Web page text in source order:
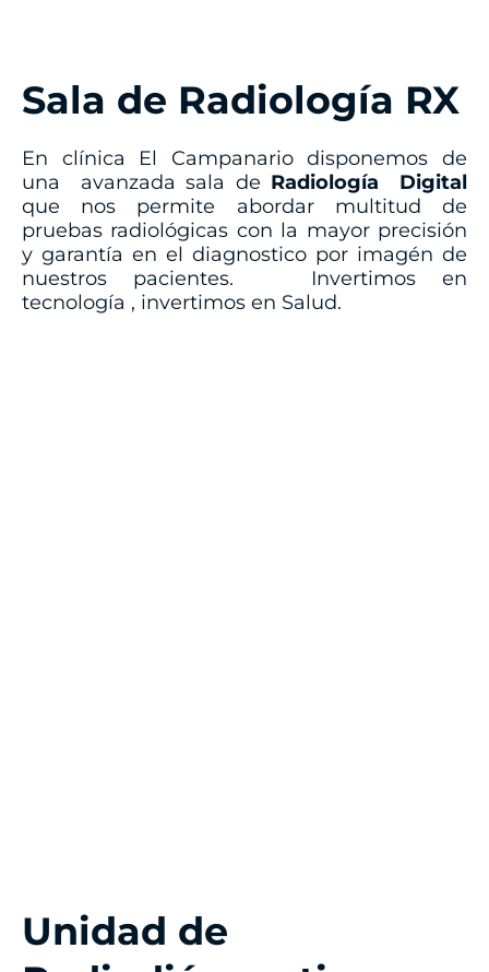
Sala de Radiología RX
En clínica El Campanario disponemos de
una avanzada sala de Radiología Digital
que nos permite abordar multitud de
pruebas radiológicas con la mayor precisión
y garantía en el diagnostico por imagén de
nuestros pacientes. Invertimos en
tecnología , invertimos en Salud.
Unidad de